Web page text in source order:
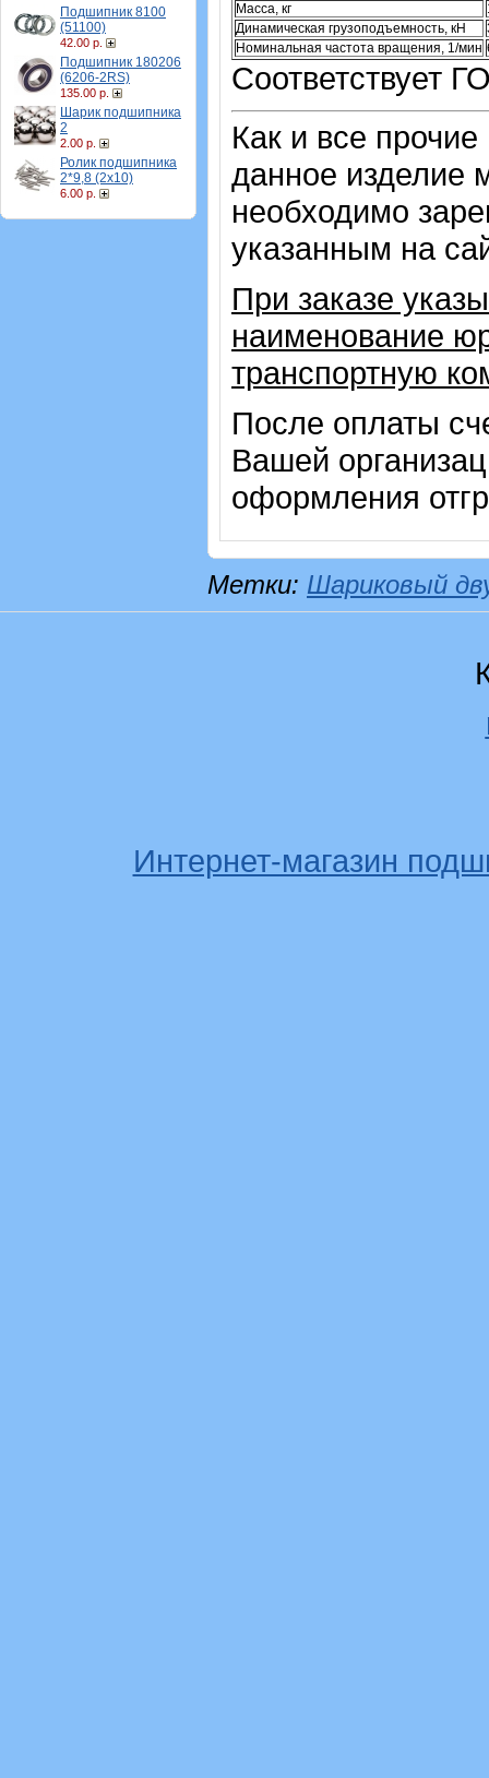
Подшипник 8100
(51100)
42.00 р.
Подшипник 180206
(6206-2RS)
135.00 р.
Шарик подшипника
2
2.00 р.
Ролик подшипника
2*9,8 (2х10)
6.00 р.
Масса, кг
Динамическая грузоподъемность, кН
Номинальная частота вращения, 1/мин
Соответствует
Как и все
данное изделие
необходимо
указанным на
При заказе
наименование
транспортную
После оплаты
Вашей
оформления
Метки: Шариковый
Интернет-магазин